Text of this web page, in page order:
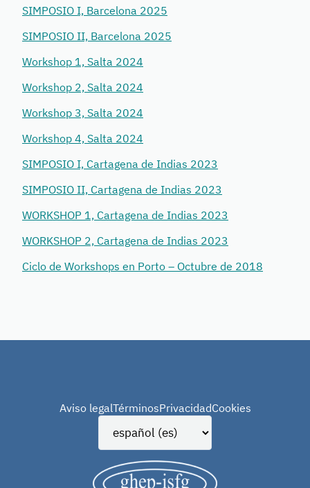
SIMPOSIO I, Barcelona 2025
SIMPOSIO II, Barcelona 2025
Workshop 1, Salta 2024
Workshop 2, Salta 2024
Workshop 3, Salta 2024
Workshop 4, Salta 2024
SIMPOSIO I, Cartagena de Indias 2023
SIMPOSIO II, Cartagena de Indias 2023
WORKSHOP 1, Cartagena de Indias 2023
WORKSHOP 2, Cartagena de Indias 2023
Ciclo de Workshops en Porto – Octubre de 2018
Aviso legalTérminosPrivacidadCookies